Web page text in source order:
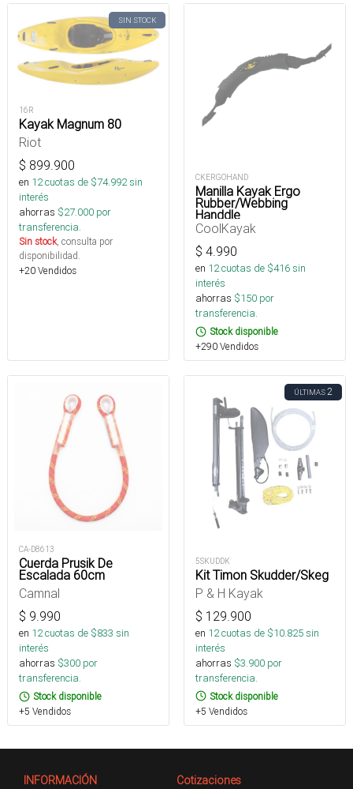
SIN STOCK
16R
Kayak Magnum 80
Riot
$ 899.900
en 12cuotas de $74.992sin
interés
ahorras $27.000 por
transferencia.
Sin stock, consulta por
disponibilidad.
+20 Vendidos
CKERGOHAND
Manilla Kayak Ergo
Rubber/Webbing
Handdle
CoolKayak
$ 4.990
en 12cuotas de $416sin
interés
ahorras $150 por
transferencia.
Stock disponible
+290 Vendidos
CA-D8613
Cuerda Prusik De
Escalada 60cm
Camnal
$ 9.990
en 12cuotas de $833 sin
interés
ahorras $300 por
transferencia.
Stock disponible
+5 Vendidos
ÚLTIMAS2
5SKUDDK
Kit Timon Skudder/Skeg
P & H Kayak
$ 129.900
en 12cuotas de $10.825sin
interés
ahorras $3.900 por
transferencia.
Stock disponible
+5 Vendidos
INFORMACIÓN Cotizaciones